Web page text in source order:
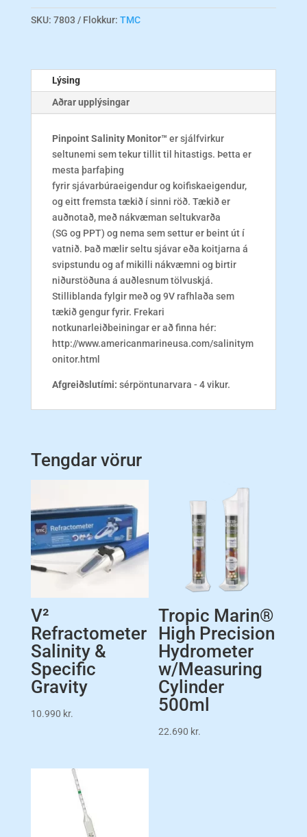
SKU: 7803 Flokkur: TMC
Lýsing
Aðrar upplýsingar
Pinpoint Salinity Monitor™ er sjálfvirkur
seltunemi sem tekur tillit til hitastigs. Þetta er
mesta þarfaþing
fyrir sjávarbúraeigendur og koifiskaeigendur,
og eitt fremsta tækið í sinni röð. Tækið er
auðnotað, með nákvæman seltukvarða
(SG og PPT) og nema sem settur er beint út í
vatnið. Það mælir seltu sjávar eða koitjarna á
svipstundu og af mikilli nákvæmni og birtir
niðurstöðuna á auðlesnum tölvuskjá.
Stilliblanda fylgir með og 9V rafhlaða sem
tækið gengur fyrir. Frekari
notkunarleiðbeiningar er að finna hér:
http://www.americanmarineusa.com/salinitym
onitor.html
Afgreiðslutími: sérpöntunarvara - 4 vikur.
Tengdar vörur
V²
Refractometer
Salinity &
Specific
Gravity
10.990 kr.
Tropic Marin®
High Precision
Hydrometer
w/Measuring
Cylinder
500ml
22.690 kr.